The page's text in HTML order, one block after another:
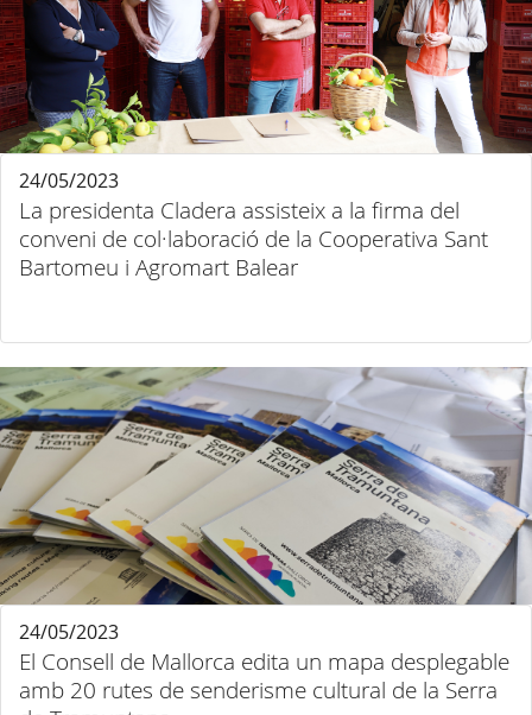
La presidenta Cladera assisteix a la firma del
conveni de col·laboració de la Cooperativa Sant
Bartomeu i Agromart Balear
24/05/2023
El Consell de Mallorca edita un mapa desplegable
amb 20 rutes de senderisme cultural de la Serra
24/05/2023